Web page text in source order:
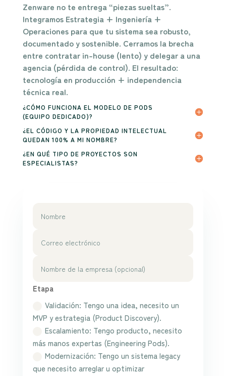
Zenware no te entrega “piezas sueltas”.
Integramos Estrategia + Ingeniería +
Operacionespara que tu sistema sea robusto,
documentado y sostenible. Cerramos la brecha
entre contratar in-house (lento) y delegar a una
agencia (pérdida de control). El resultado:
tecnología en producción + independencia
técnica real.
¿CÓMO FUNCIONA EL MODELO DE PODS
(EQUIPO DEDICADO)?
¿EL CÓDIGO Y LA PROPIEDAD INTELECTUAL
QUEDAN 100% A MI NOMBRE?
¿EN QUÉ TIPO DE PROYECTOS SON
ESPECIALISTAS?
Etapa
Validación: Tengo una idea, necesito un
MVP y estrategia (Product Discovery).
Escalamiento: Tengo producto, necesito
más manos expertas (Engineering Pods).
Modernización: Tengo un sistema legacy
que necesito arreglar u optimizar